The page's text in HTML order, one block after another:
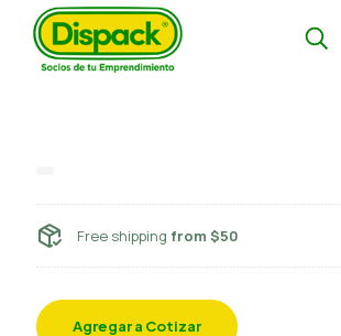
Free shipping from $50
Agregar a Cotizar